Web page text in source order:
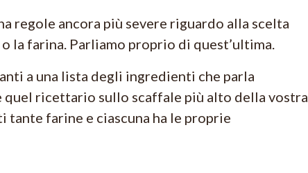
regole ancora più severe riguardo alla scelta
la farina. Parliamo proprio di quest’ultima.
a una lista degli ingredienti che parla
quel ricettario sullo scaffale più alto della vostra
farine e ciascuna ha le proprie